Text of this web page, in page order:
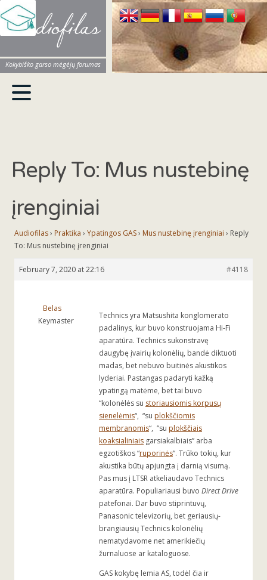
Audiofilas
Kokybiško garso mėgėjų forumas
Reply To: Mus nustebinę
įrenginiai
Audiofilas› Praktika › Ypatingos GAS› Mus nustebinę įrenginiai › Reply
To: Mus nustebinę įrenginiai
February 7, 2020 at 22:16 #4118
Belas
Keymaster
Technics yra Matsushita konglomerato
padalinys, kur buvo konstruojama Hi-Fi
aparatūra. Technics sukonstravę
daugybę įvairių kolonėlių, bandė diktuoti
madas, bet nebuvo buitinės akustikos
lyderiai. Pastangas padaryti kažką
ypatingą matėme, bet tai buvo
“kolonėlės su storiausiomis korpusų
sienelėmis“, “su plokščiomis
membranomis“, “su plokščiais
koaksialiniais garsiakalbiais” arba
egzotiškos “ruporinės“. Trūko tokių, kur
akustika būtų apjungta į darnią visumą.
Pas mus į LTSR atkeliaudavo Technics
aparatūra. Populiariausi buvo Direct Drive
patefonai. Dar buvo stiprintuvų,
Panasonic televizorių, bet geriausių-
brangiausių Technics kolonėlių
nematydavome net amerikiečių
žurnaluose ar kataloguose.
GAS kokybę lemia AS, todėl čia ir